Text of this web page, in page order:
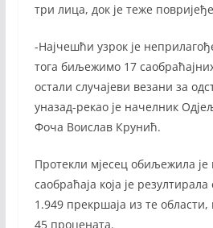
три лица, док је теже
-Најчешћи узрок је
тога биљежимо 17
остали случајеви везани за
уназад-рекао је начелник
Фоча Воислав Крунић.
Протекли мјесец обиљежила је
саобраћаја која је
1.949 прекршаја из те
45 процената.